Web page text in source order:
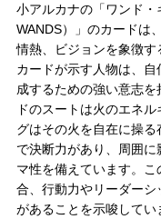
小アルカナの「ワンド・
WANDS）」のカードは
情熱、ビジョンを象徴
カードが示す人物は、
成するための強い意志
ドのスートは火のエネ
グはその火を自在に操
で決断力があり、周囲に
マ性を備えています。
合、行動力やリーダー
があることを示唆して